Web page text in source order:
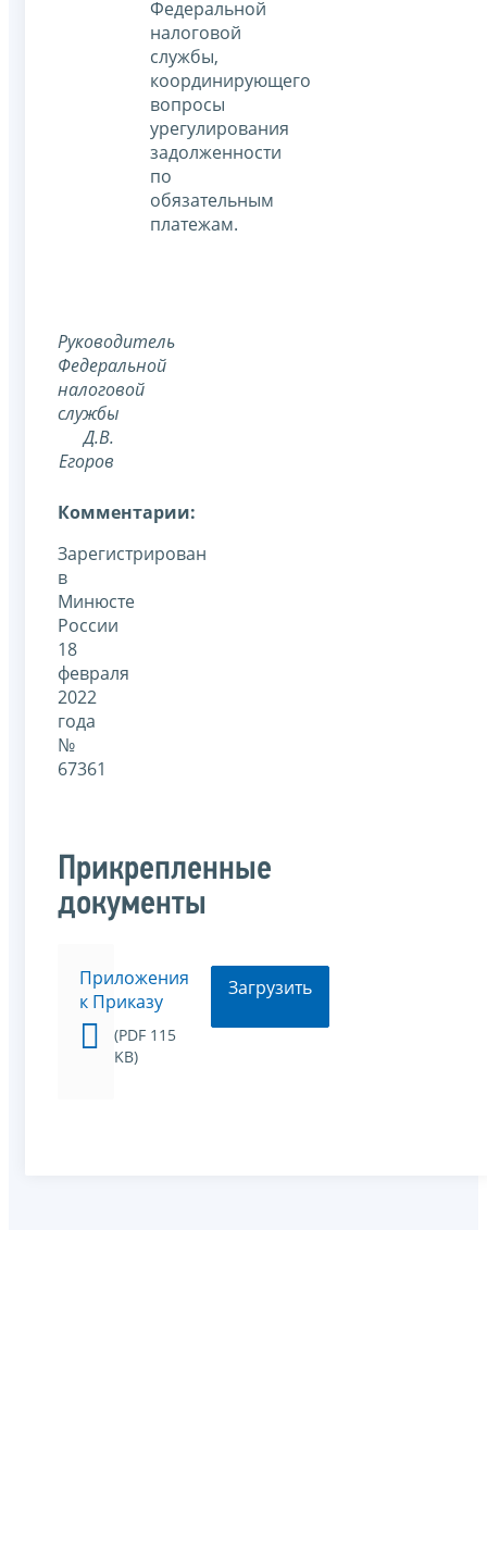
Федеральной
налоговой
службы,
координирующего
вопросы
урегулирования
задолженности
по
обязательным
платежам.
Руководитель
Федеральной
налоговой
службы
Д.В.
Егоров
Комментарии:
Зарегистрирован
в
Минюсте
России
18
февраля
2022
года
№
67361
Прикрепленные
документы
Приложения
к Приказу
(PDF 115
KB)
Загрузить